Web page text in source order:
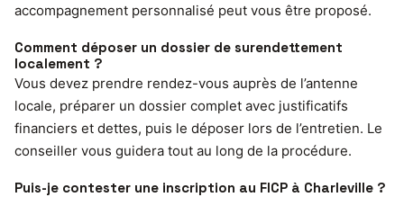
accompagnement personnalisé peut vous être proposé.
Comment déposer un dossier de surendettement
localement ?
Vous devez prendre rendez-vous auprès de l’antenne
locale, préparer un dossier complet avec justificatifs
financiers et dettes, puis le déposer lors de l’entretien. Le
conseiller vous guidera tout au long de la procédure.
Puis-je contester une inscription au FICP à Charleville ?